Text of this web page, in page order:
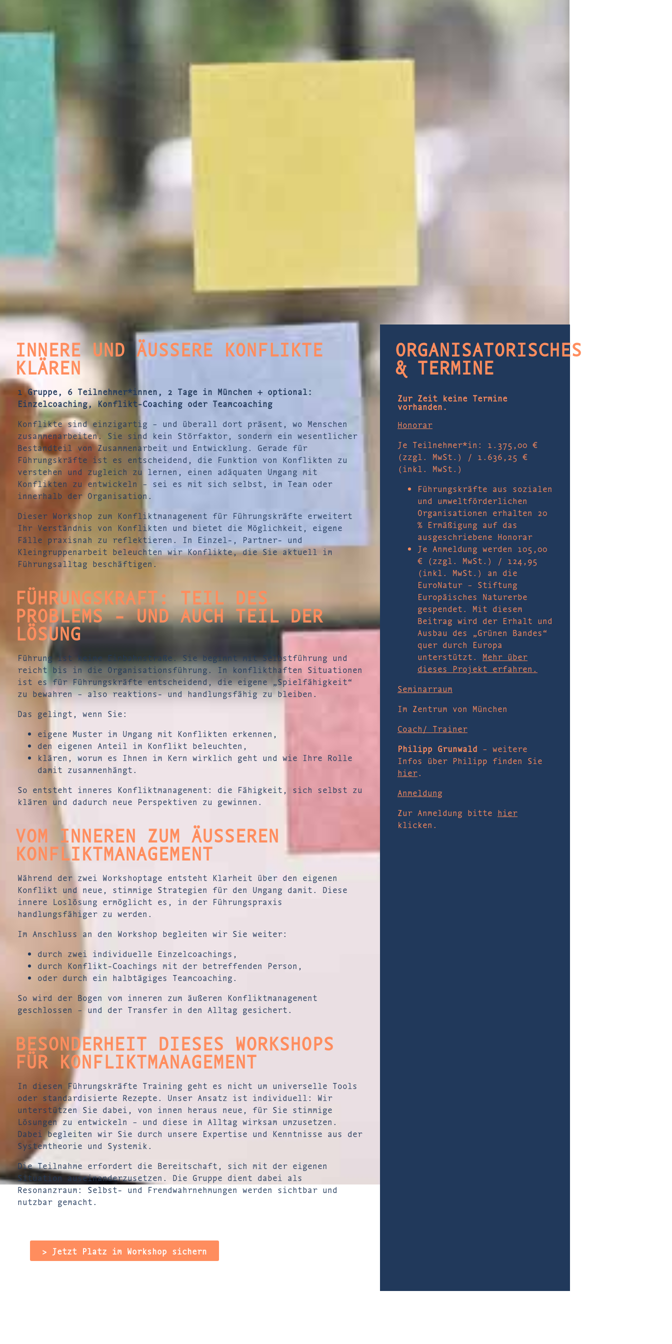
INNERE UND ÄUSSERE KONFLIKTE K
LÄREN
1 Gruppe, 6 Teilnehmer*innen, 2 Tage in München + optional:
Einzelcoaching, Konflikt-Coaching oder Teamcoaching
Konflikte sind einzigartig – und überall dort präsent, wo Menschen
zusammenarbeiten. Sie sind kein Störfaktor, sondern ein wesentlicher
Bestandteil von Zusammenarbeit und Entwicklung. Gerade für
Führungskräfte ist es entscheidend, die Funktion von Konflikten zu
verstehen und zugleich zu lernen, einen adäquaten Umgang mit
Konflikten zu entwickeln – sei es mit sich selbst, im Team oder
innerhalb der Organisation.
Dieser Workshop zum Konfliktmanagement für Führungskräfte erweitert
Ihr Verständnis von Konflikten und bietet die Möglichkeit, eigene
Fälle praxisnah zu reflektieren. In Einzel-, Partner- und
Kleingruppenarbeit beleuchten wir Konflikte, die Sie aktuell im
Führungsalltag beschäftigen.
FÜHRUNGSKRAFT: TEIL DES
PROBLEMS - UND AUCH TEIL DER
LÖSUNG
Führung ist keine Einbahnstraße. Sie beginnt mit Selbstführung und
reicht bis in die Organisationsführung. In konflikthaften Situationen
ist es für Führungskräfte entscheidend, die eigene „Spielfähigkeit“
zu bewahren – also reaktions- und handlungsfähig zu bleiben.
Das gelingt, wenn Sie:
eigene Muster im Umgang mit Konflikten erkennen,
den eigenen Anteil im Konflikt beleuchten,
klären, worum es Ihnen im Kern wirklich geht und wie Ihre Rolle
damit zusammenhängt.
So entsteht inneres Konfliktmanagement: die Fähigkeit, sich selbst zu
klären und dadurch neue Perspektiven zu gewinnen.
VOM INNEREN ZUM ÄUSSEREN K
ONFLIKTMANAGEMENT
Während der zwei Workshoptage entsteht Klarheit über den eigenen
Konflikt und neue, stimmige Strategien für den Umgang damit. Diese
innere Loslösung ermöglicht es, in der Führungspraxis
handlungsfähiger zu werden.
Im Anschluss an den Workshop begleiten wir Sie weiter:
durch zwei individuelle Einzelcoachings,
durch Konflikt-Coachings mit der betreffenden Person,
oder durch ein halbtägiges Teamcoaching.
So wird der Bogen vom inneren zum äußeren Konfliktmanagement
geschlossen – und der Transfer in den Alltag gesichert.
BESONDERHEIT DIESES WORKSHOPS
FÜR KONFLIKTMANAGEMENT
In diesem Führungskräfte Training geht es nicht um universelle Tools
oder standardisierte Rezepte. Unser Ansatz ist individuell: Wir
unterstützen Sie dabei, von innen heraus neue, für Sie stimmige
Lösungen zu entwickeln – und diese im Alltag wirksam umzusetzen.
Dabei begleiten wir Sie durch unsere Expertise und Kenntnisse aus der
Systemtheorie und Systemik.
Die Teilnahme erfordert die Bereitschaft, sich mit der eigenen
Situation auseinanderzusetzen. Die Gruppe dient dabei als
Resonanzraum: Selbst- und Fremdwahrnehmungen werden sichtbar und
nutzbar gemacht.
> Jetzt Platz im Workshop sichern
ORGANISATORISCHES
& TERMINE
Zur Zeit keine Termine
vorhanden.
Honorar
Je Teilnehmer*in: 1.375,00 €
(zzgl. MwSt.) / 1.636,25 €
(inkl. MwSt.)
Führungskräfte aus sozialen
und umweltförderlichen
Organisationen erhalten 20
% Ermäßigung auf das
ausgeschriebene Honorar
Je Anmeldung werden 105,00
€ (zzgl. MwSt.) / 124,95
(inkl. MwSt.) an die
EuroNatur – Stiftung
Europäisches Naturerbe
gespendet. Mit diesem
Beitrag wird der Erhalt und
Ausbau des „Grünen Bandes“
quer durch Europa
unterstützt. Mehr über
dieses Projekt erfahren.
Seminarraum
Im Zentrum von München
Coach/ Trainer
Philipp Grunwald – weitere
Infos über Philipp finden Sie
hier.
Anmeldung
Zur Anmeldung bitte hier
klicken.